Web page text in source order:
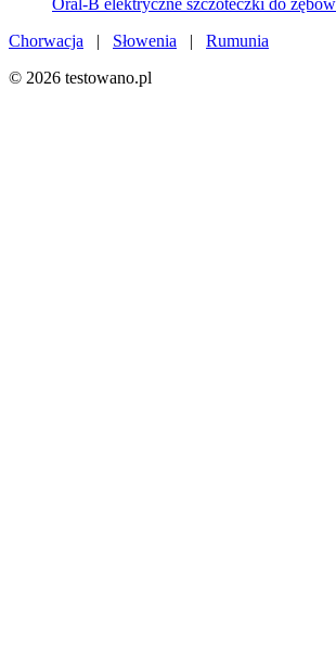
Chorwacja | Słowenia | Rumunia
© 2026 testowano.pl